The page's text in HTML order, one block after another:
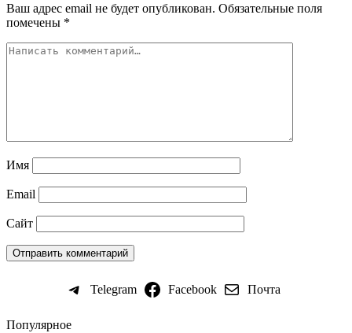
Ваш адрес email не будет опубликован. Обязательные поля
помечены *
Имя
Email
Сайт
Telegram Facebook Почта
Популярное